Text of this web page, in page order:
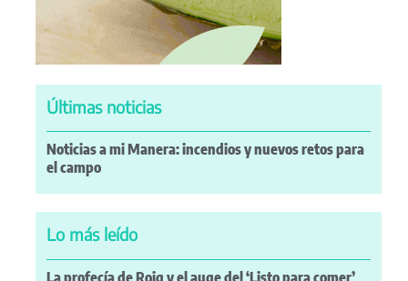
Últimas noticias
Noticias a mi Manera: incendios y nuevos retos para
el campo
Lo más leído
La profecía de Roig y el auge del ‘Listo para comer’